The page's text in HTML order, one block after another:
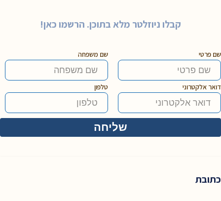
קבלו ניוזלטר מלא בתוכן. הרשמו כאן!
שם פרטי שם משפחה
דואר אלקטרוני טלפון
כתובת